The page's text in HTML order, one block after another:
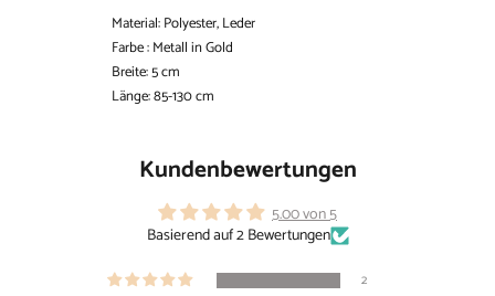
Material: Polyester, Leder
Farbe : Metall in Gold
Breite: 5 cm
Länge: 85-130 cm
Kundenbewertungen
5.00 von 5
Basierend auf 2 Bewertungen
2